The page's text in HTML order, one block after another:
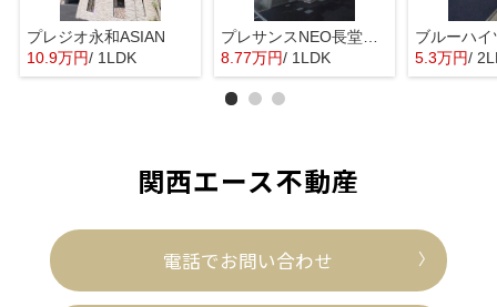
プレジオ永和ASIAN
10.9万円/ 1LDK
プレサンスNEO長堂アウローラ
8.77万円/ 1LDK
ブルーハイ
5.3万円/
関西エース不動産
電話でお問い合わせ